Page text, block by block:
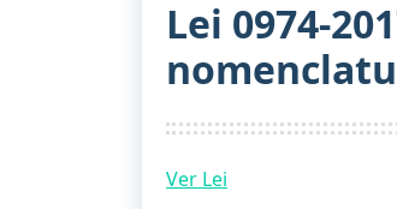
Lei 0974-
Ver Lei